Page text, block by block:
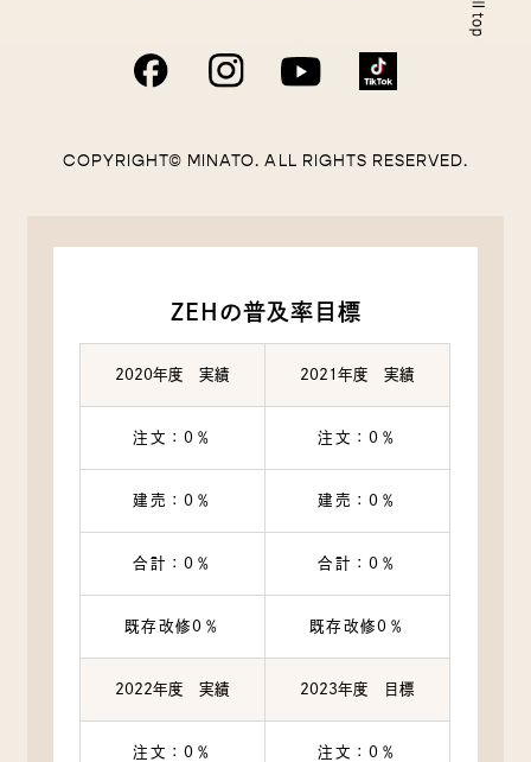
COPYRIGHT© MINATO. ALL RIGHTS RESERVED.
ZEHの普及率目標
2020年度 実績 2021年度 実績
注文：0％ 注文：0％
建売：0％ 建売：0％
合計：0％ 合計：0％
既存改修0％ 既存改修0％
2022年度 実績 2023年度 目標
注文：0％ 注文：0％